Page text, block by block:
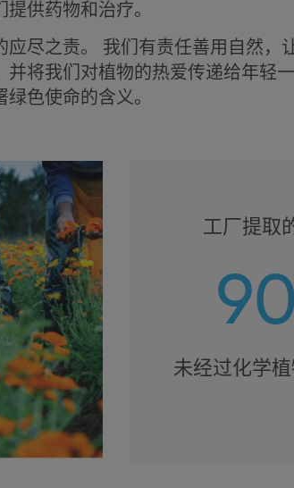
供药物和治疗。
尽之责。 我们有责任善用自然，
将我们对植物的热爱传递给年轻一
色使命的含义。
工厂提取
未经过化学